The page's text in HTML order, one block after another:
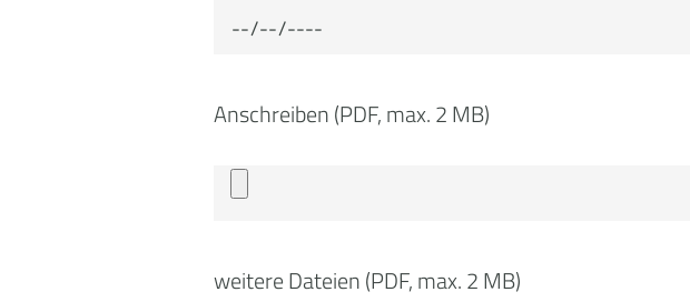
Anschreiben (PDF, max. 2 MB)
weitere Dateien (PDF, max. 2 MB)